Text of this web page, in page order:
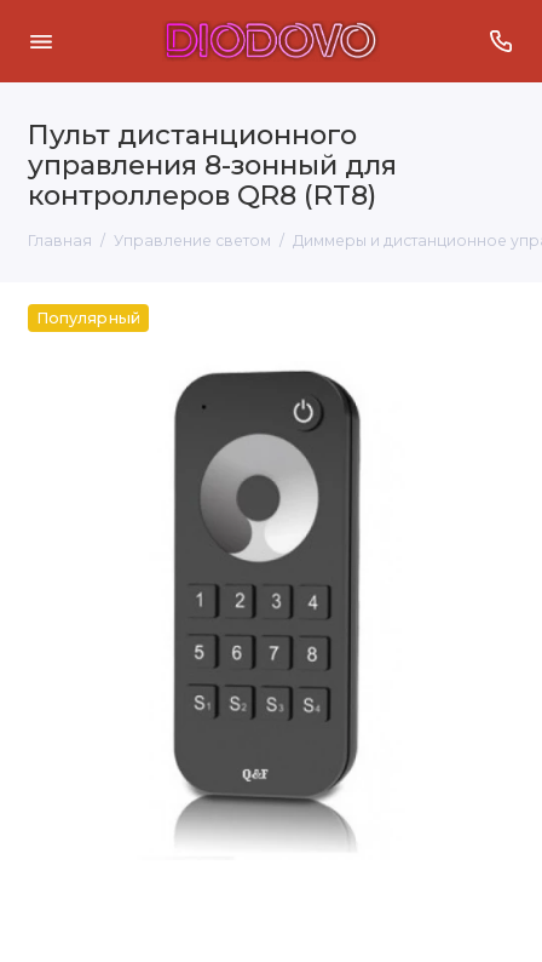
Пульт дистанционного
управления 8-зонный для
контроллеров QR8 (RT8)
Главная Управление светом Диммеры и дистанционное
Популярный